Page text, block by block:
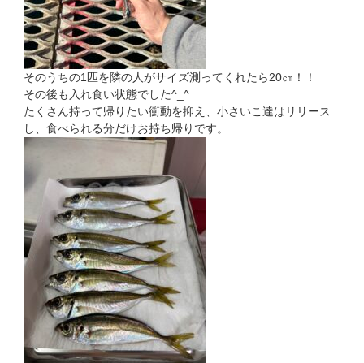
そのうちの1匹を隣の人がサイズ測ってくれたら20㎝！！
その後も入れ食い状態でした^_^
たくさん持って帰りたい衝動を抑え、小さいこ達はリリース
し、食べられる分だけお持ち帰りです。